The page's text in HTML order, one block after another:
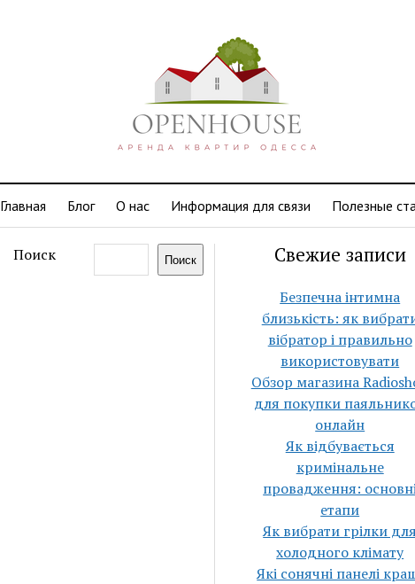
Главная Блог О нас Информация для связи Полезные
Поиск Поиск Свежие записи
Безпечна інтимна
близькість: як
вібратор і правильно
використовувати
Обзор магазина
для покупки
онлайн
Як відбувається
кримінальне
провадження:
етапи
Як вибрати грілки для
холодного клімату
Які сонячні панелі